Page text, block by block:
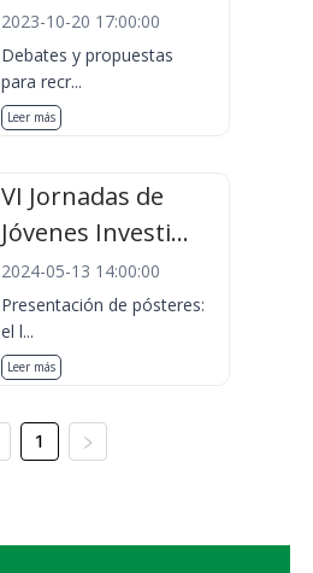
2023-10-20 17:00:00
Debates y propuestas
para recr...
Leer más
VI Jornadas de
Jóvenes Investi...
2024-05-13 14:00:00
Presentación de pósteres:
el l...
Leer más
1